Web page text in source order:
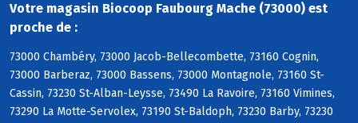
Votre magasin Biocoop Faubourg Mache (73000) est
proche de :
73000 Chambéry, 73000 Jacob-Bellecombette, 73160 Cognin,
73000 Barberaz, 73000 Bassens, 73000 Montagnole, 73160 St-
Cassin, 73230 St-Alban-Leysse, 73490 La Ravoire, 73160 Vimines,
73290 La Motte-Servolex, 73190 St-Baldoph, 73230 Barby, 73230